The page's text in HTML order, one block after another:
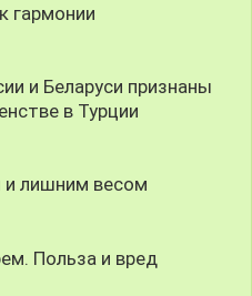
гармонии
и Беларуси признаны
в Турции
и лишним весом
Польза и вред